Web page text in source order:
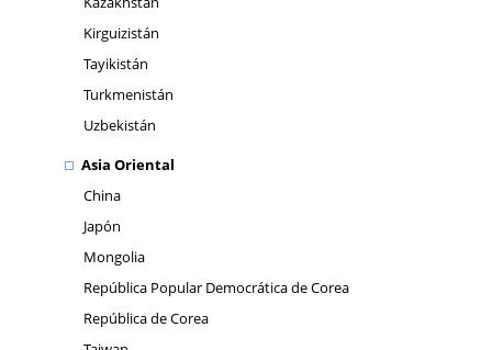
Kirguizistán
Tayikistán
Turkmenistán
Uzbekistán
Asia Oriental
China
Japón
Mongolia
República Popular Democrática de Corea
República de Corea